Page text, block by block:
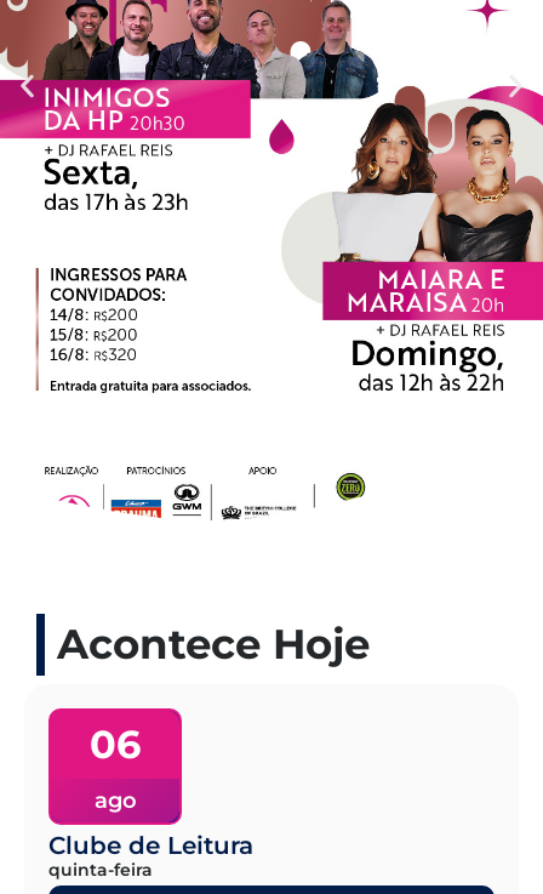
Acontece Hoje
06
ago
Clube de Leitura
quinta-feira